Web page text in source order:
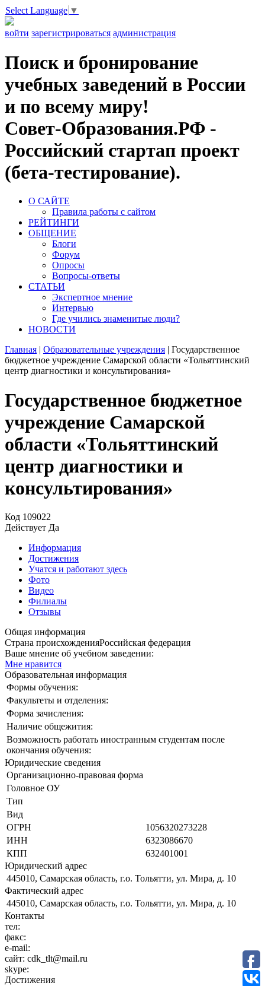
Select Language ▼
войти зарегистрироваться администрация
Поиск и бронирование
учебных заведений в России
и по всему миру!
Совет-Образования.РФ -
Российский стартап проект
(бета-тестирование).
О САЙТЕ
Правила работы с сайтом
РЕЙТИНГИ
ОБЩЕНИЕ
Блоги
Форум
Опросы
Вопросы-ответы
СТАТЬИ
Экспертное мнение
Интервью
Где учились знаменитые люди?
НОВОСТИ
Главная | Образовательные учреждения | Государственное
бюджетное учреждение Самарской области «Тольяттинский
центр диагностики и консультирования»
Государственное бюджетное
учреждение Самарской
области «Тольяттинский
центр диагностики и
консультирования»
Код 109022
Действует Да
Информация
Достижения
Учатся и работают здесь
Фото
Видео
Филиалы
Отзывы
Общая информация
Страна происхожденияРоссийская федерация
Ваше мнение об учебном заведении:
Мне нравится
Образовательная информация
Формы обучения:
Факультеты и отделения:
Форма зачисления:
Наличие общежития:
Возможность работать иностранным студентам после
окончания обучения:
Юридические сведения
Организационно-правовая форма
Головное ОУ
Тип
Вид
ОГРН
1056320273228
ИНН
6323086670
КПП
632401001
Юридический адрес
445010, Самарская область, г.о. Тольятти, ул. Мира, д. 10
Фактический адрес
445010, Самарская область, г.о. Тольятти, ул. Мира, д. 10
Контакты
тел:
факс:
e-mail:
сайт: cdk_tlt@mail.ru
skype:
Достижения